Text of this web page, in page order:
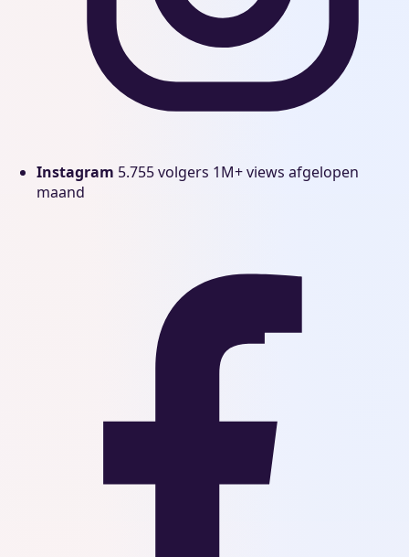
Instagram 5.755 volgers 1M+ views afgelopen
maand